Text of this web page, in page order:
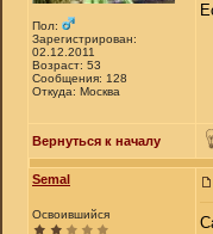
Пол:
Зарегистрирован:
02.12.2011
Возраст: 53
Сообщения: 128
Откуда: Москва
Вернуться к началу
Semal
Освоившийся